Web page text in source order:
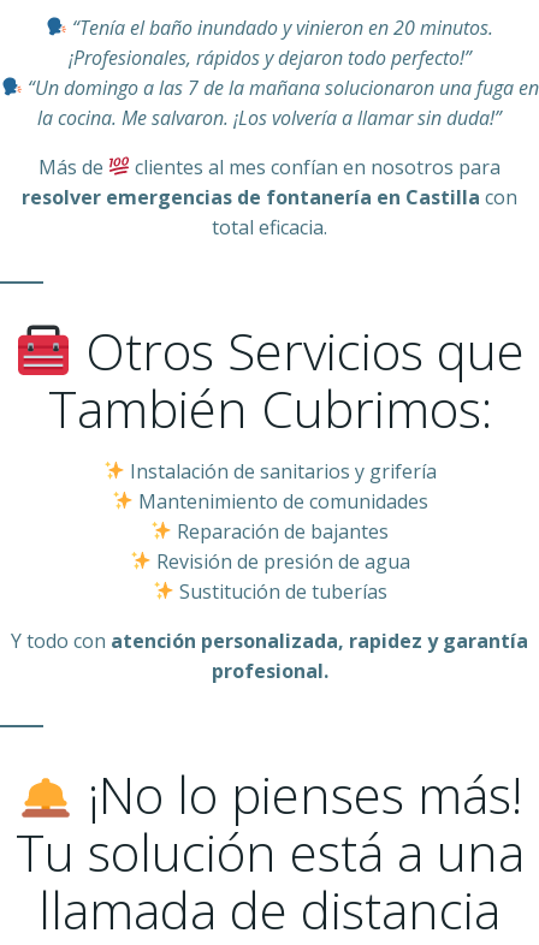
“Tenía el baño inundado y vinieron en 20 minutos.
¡Profesionales, rápidos y dejaron todo perfecto!”
“Un domingo a las 7 de la mañana solucionaron una fuga en
la cocina. Me salvaron. ¡Los volvería a llamar sin duda!”
Más de
clientes al mes confían en nosotros para
resolver emergencias de fontanería en Castilla con
total eficacia.
Otros Servicios que
También Cubrimos:
Instalación de sanitarios y grifería
Mantenimiento de comunidades
Reparación de bajantes
Revisión de presión de agua
Sustitución de tuberías
Y todo con atención personalizada, rapidez y garantía
profesional.
¡No lo pienses más!
Tu solución está a una
llamada de distancia